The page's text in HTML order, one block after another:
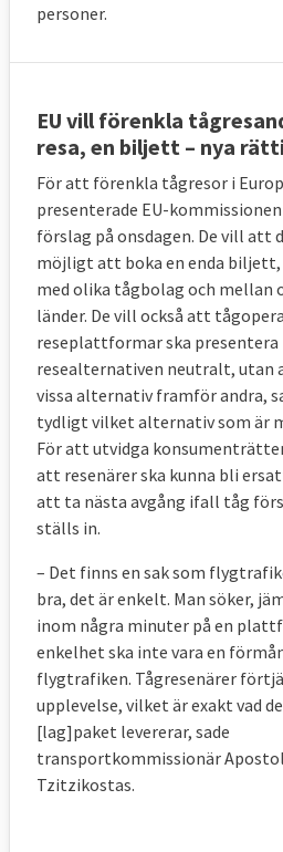
personer.
EU vill förenkla
resa, en biljett – nya
För att förenkla tågresor i
presenterade EU-
förslag på onsdagen. De vill att
möjligt att boka en enda biljett,
med olika tågbolag och mellan
länder. De vill också att
reseplattformar ska presentera
resealternativen neutralt, utan
vissa alternativ framför andra,
tydligt vilket alternativ som är
För att utvidga
att resenärer ska kunna bli
att ta nästa avgång ifall tåg
ställs in.
– Det finns en sak som
bra, det är enkelt. Man söker,
inom några minuter på en
enkelhet ska inte vara en
flygtrafiken. Tågresenärer
upplevelse, vilket är exakt vad
[lag]paket levererar, sade
transportkommissionär
Tzitzikostas.